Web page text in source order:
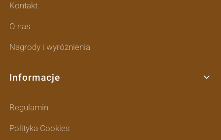
Kontakt
O nas
Nagrody i wyróżnienia
Informacje
Regulamin
Polityka Cookies